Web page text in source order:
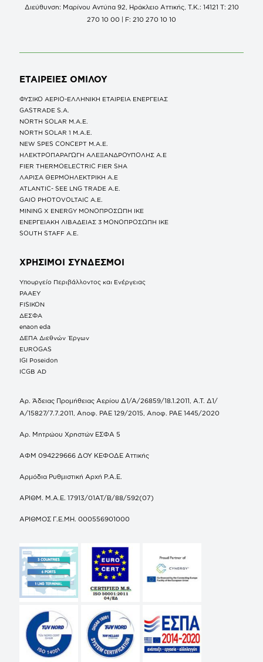
Διεύθυνση: Μαρίνου Αντύπα 92, Ηράκλειο Αττικής, Τ.Κ.: 14121 Τ: 210
270 10 00 | F: 210 270 10 10
ΕΤΑΙΡΕΙΕΣ ΟΜΙΛΟΥ
ΦΥΣΙΚΟ ΑΕΡΙΟ-ΕΛΛΗΝΙΚΗ ΕΤΑΙΡΕΙΑ ΕΝΕΡΓΕΙΑΣ
GASTRADE S.A.
NORTH SOLAR M.Α.Ε.
NORTH SOLAR 1 M.Α.Ε.
NEW SPES CONCEPT Μ.Α.Ε.
ΗΛΕΚΤΡΟΠΑΡΑΓΩΓΗ ΑΛΕΞΑΝΔΡΟΥΠΟΛΗΣ A.E
FIER THERMOELECTRIC FIER SHA
ΛΑΡΙΣΑ ΘΕΡΜΟΗΛΕΚΤΡΙΚΗ A.E
ATLANTIC- SEE LNG TRADE A.E.
GAIO PHOTOVOLTAIC Α.Ε.
MINING X ENERGY ΜΟΝΟΠΡΟΣΩΠΗ ΙΚΕ
ΕΝΕΡΓΕΙΑΚΗ ΛΙΒΑΔΕΙΑΣ 3 ΜΟΝΟΠΡΟΣΩΠΗ ΙΚΕ
SOUTH STAFF Α.Ε.
ΧΡΗΣΙΜΟΙ ΣΥΝΔΕΣΜΟΙ
Υπουργείο Περιβάλλοντος και Ενέργειας
ΡΑΑΕΥ
FISIKON
ΔΕΣΦΑ
enaon eda
ΔΕΠΑ Διεθνών Έργων
EUROGAS
IGI Poseidon
ICGB AD
Αρ. Άδειας Προμήθειας Αερίου Δ1/Α/26859/18.1.2011, Α.Τ. Δ1/
Α/15827/7.7.2011, Αποφ. ΡΑΕ 129/2015, Αποφ. ΡΑΕ 1445/2020
Αρ. Μητρώου Χρηστών ΕΣΦΑ 5
ΑΦΜ 094229666 ΔΟΥ ΚΕΦΟΔΕ Αττικής
Αρμόδια Ρυθμιστική Αρχή Ρ.Α.Ε.
ΑΡΙΘΜ. Μ.Α.Ε. 17913/01ΑΤ/Β/88/592(07)
ΑΡΙΘΜΟΣ Γ.Ε.ΜΗ. 000556901000